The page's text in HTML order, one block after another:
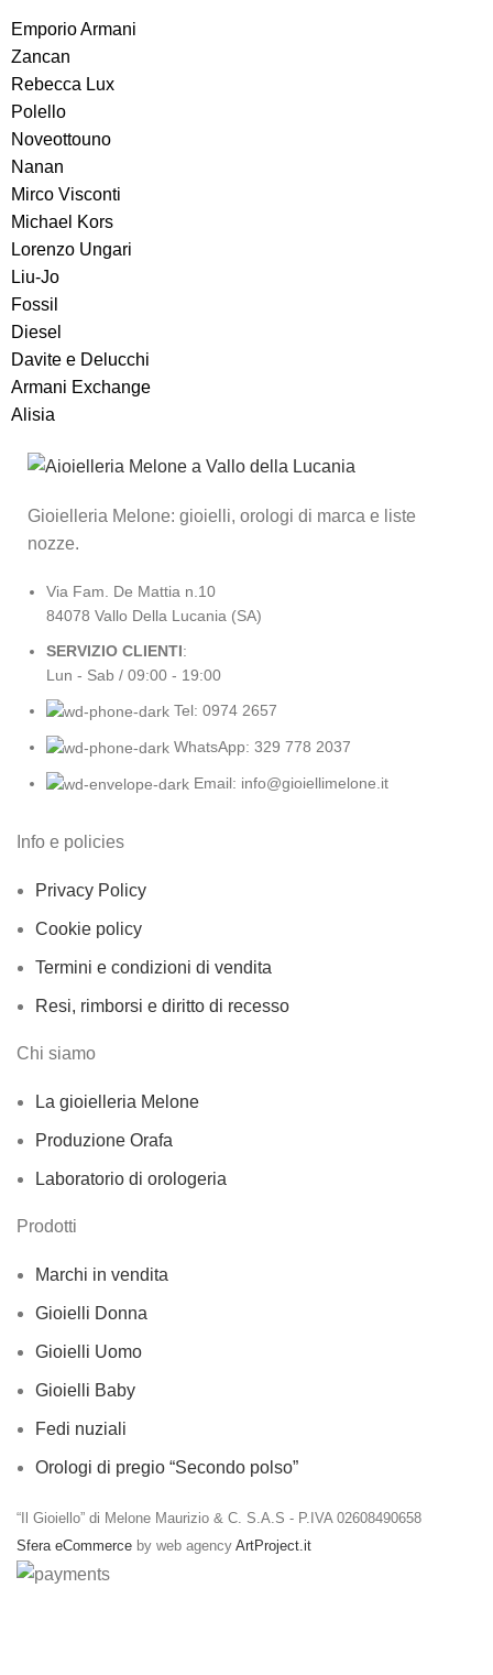
Emporio Armani
Zancan
Rebecca Lux
Polello
Noveottouno
Nanan
Mirco Visconti
Michael Kors
Lorenzo Ungari
Liu-Jo
Fossil
Diesel
Davite e Delucchi
Armani Exchange
Alisia
Gioielleria Melone: gioielli, orologi di marca e liste
nozze.
Via Fam. De Mattia n.10
84078 Vallo Della Lucania (SA)
SERVIZIO CLIENTI:
Lun - Sab / 09:00 - 19:00
Tel: 0974 2657
WhatsApp: 329 778 2037
Email: info@gioiellimelone.it
Info e policies
Privacy Policy
Cookie policy
Termini e condizioni di vendita
Resi, rimborsi e diritto di recesso
Chi siamo
La gioielleria Melone
Produzione Orafa
Laboratorio di orologeria
Prodotti
Marchi in vendita
Gioielli Donna
Gioielli Uomo
Gioielli Baby
Fedi nuziali
Orologi di pregio “Secondo polso”
“Il Gioiello” di Melone Maurizio & C. S.A.S - P.IVA 02608490658
Sfera eCommerce by web agency ArtProject.it